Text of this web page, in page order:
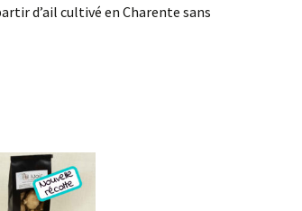
d’ail cultivé en Charente sans